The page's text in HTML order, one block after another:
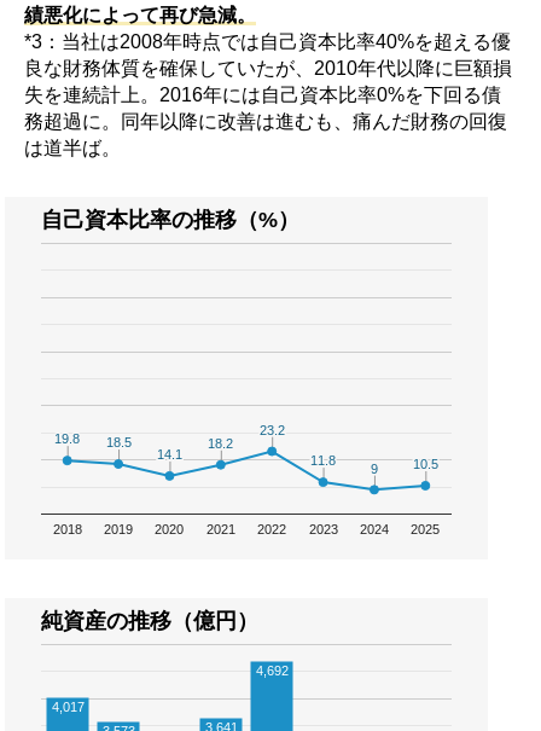
績悪化によって再び急減。
*3：当社は2008年時点では自己資本比率40%を超える優
良な財務体質を確保していたが、2010年代以降に巨額損
失を連続計上。2016年には自己資本比率0%を下回る債
務超過に。同年以降に改善は進むも、痛んだ財務の回復
は道半ば。
自己資本比率の推移（%）
2018 2019 2020 2021 2022 2023 2024 2025
19.8
19.8 18.5
18.5
14.1
14.1
18.2
18.2
23.2
23.2
11.8
11.8
9
9 10.5
10.5
純資産の推移（億円）
4,017
3,641
4,692